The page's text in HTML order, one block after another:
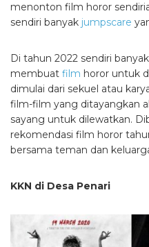
menonton film horor
sendiri banyak jumpscare
Di tahun 2022 sendiri
membuat film horor untuk
dimulai dari sekuel atau
film-film yang ditayangkan
sayang untuk dilewatkan.
rekomendasi film horor
bersama teman dan
KKN di Desa Penari